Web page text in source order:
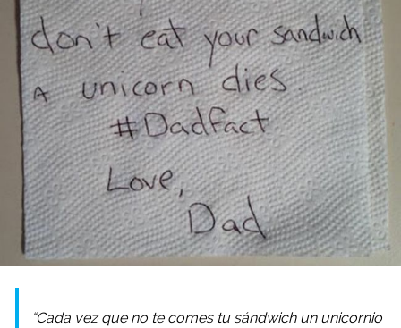
“Cada vez que no te comes tu sándwich un unicornio